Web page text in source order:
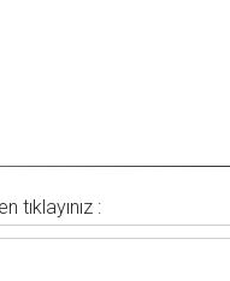
tıklayınız :